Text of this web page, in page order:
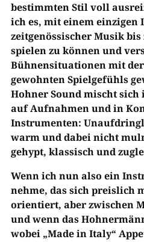
bestimmten Stil voll
ich es, mit einem einzigen
zeitgenössischer Musik
spielen zu können und
Bühnensituationen mit
gewohnten Spielgefühls
Hohner Sound mischt
auf Aufnahmen und in
Instrumenten:
warm und dabei nicht
gehypt, klassisch und
Wenn ich nun also ein
nehme, das sich preislich
orientiert, aber zwischen
und wenn das
wobei „Made in Italy“